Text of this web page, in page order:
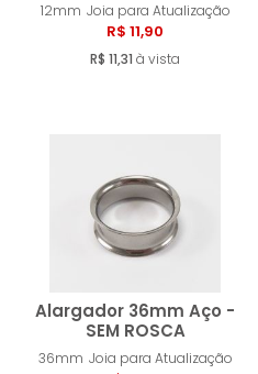
12mm Joia para Atualização
R$ 11,90
R$ 11,31 à vista
Alargador 36mm Aço -
SEM ROSCA
36mm Joia para Atualização